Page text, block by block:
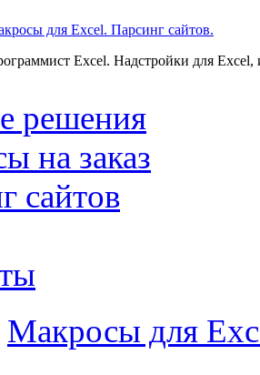
для Excel. Парсинг сайтов.
Excel. Надстройки для Excel,
решения
на заказ
сайтов
Макросы для